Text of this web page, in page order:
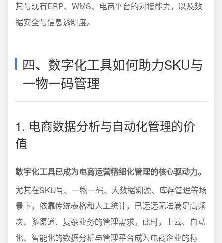
其与现有ERP、WMS、电商平台的对接能力，以及数
据安全与信息透明度。
四、数字化工具如何助力SKU与
一物一码管理
1. 电商数据分析与自动化管理的价
值
数字化工具已成为电商运营精细化管理的核心驱动力。
尤其在SKU号、一物一码、大数据溯源、库存管理等场
景下，依靠传统表格和人工统计，已远远无法满足高频
次、多渠道、复杂业务的管理需求。此时，上云、自动
化、智能化的数据分析与管理平台成为电商企业的标